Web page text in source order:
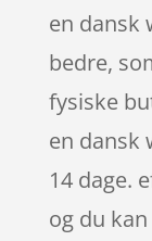
en dansk
bedre,
fysiske
en dansk
14 dage.
og du